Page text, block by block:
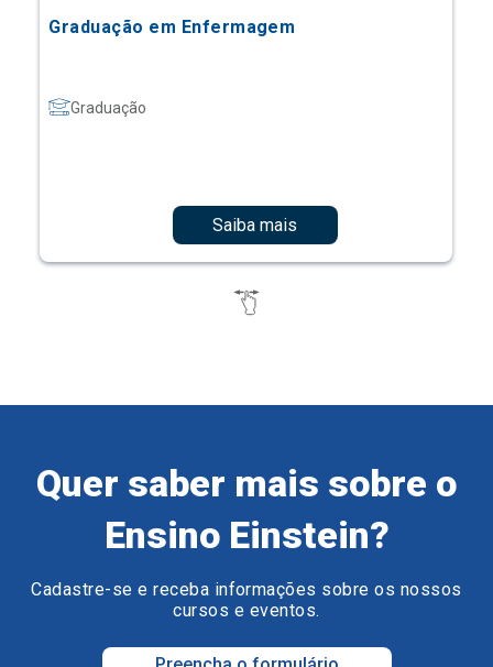
Graduação em Enfermagem
Graduação
Saiba mais
Quer saber mais sobre o
Ensino Einstein?
Cadastre-se e receba informações sobre os nossos
cursos e eventos.